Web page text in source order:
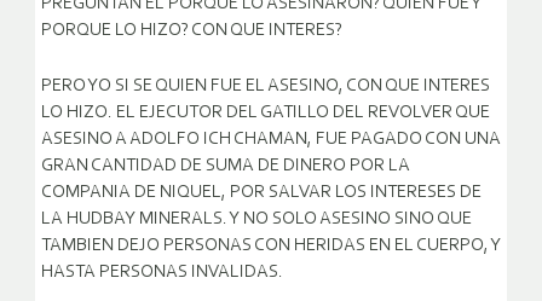
PREGUNTAN EL PORQUE LO ASESINARON? QUIEN FUE Y
PORQUE LO HIZO? CON QUE INTERES?
PERO YO SI SE QUIEN FUE EL ASESINO, CON QUE INTERES
LO HIZO. EL EJECUTOR DEL GATILLO DEL REVOLVER QUE
ASESINO A ADOLFO ICH CHAMAN, FUE PAGADO CON UNA
GRAN CANTIDAD DE SUMA DE DINERO POR LA
COMPANIA DE NIQUEL, POR SALVAR LOS INTERESES DE
LA HUDBAY MINERALS. Y NO SOLO ASESINO SINO QUE
TAMBIEN DEJO PERSONAS CON HERIDAS EN EL CUERPO, Y
HASTA PERSONAS INVALIDAS.